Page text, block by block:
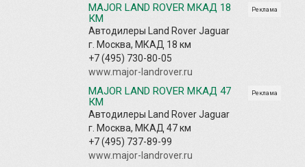
Реклама
MAJOR LAND ROVER МКАД 18
КМ
Автодилеры Land Rover Jaguar
г. Москва, МКАД 18 км
+7 (495) 730-80-05
www.major-landrover.ru
Реклама
MAJOR LAND ROVER МКАД 47
КМ
Автодилеры Land Rover Jaguar
г. Москва, МКАД 47 км
+7 (495) 737-89-99
www.major-landrover.ru